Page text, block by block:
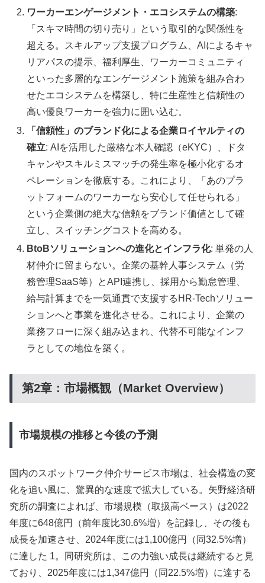
ワーカーエンゲージメント・エコシステムの構築:
「スキマ時間の切り売り」という取引的な関係性を
超える。スキルアップ支援プログラム、AIによるキャ
リアパスの提示、福利厚生、ワーカーコミュニティ
といった多層的なエンゲージメント施策を組み合わ
せたエコシステムを構築し、特に生産性と信頼性の
高い優良ワーカーを強力に囲い込む。
「信頼性」のブランド化による企業ロイヤルティの
確立: AIを活用した厳格な本人確認（eKYC）、ドタ
キャンやスキルミスマッチの発生率を極小化するオ
ペレーションを徹底する。これにより、「あのプラ
ットフォームのワーカーなら安心して任せられる」
という企業側の絶大な信頼をブランド価値として確
立し、スイッチングコストを高める。
BtoBソリューションへの進化とインフラ化: 単発の人
材仲介に留まらない。企業の基幹人事システム（労
務管理SaaS等）とAPI連携し、採用から勤怠管理、
給与計算までを一気通貫で支援するHR-Techソリュー
ションへと事業を進化させる。これにより、企業の
業務フローに深く組み込まれ、代替不可能なインフ
ラとしての地位を築く。
第2章：市場概観（Market Overview）
市場規模の推移と今後の予測
国内のスポットワーク仲介サービス市場は、社会構造の変
化を追い風に、驚異的な速度で拡大している。矢野経済研
究所の調査によれば、市場規模（取扱高ベース）は2022
年度に648億円（前年度比30.6%増）を記録し、その後も
成長を加速させ、2024年度には1,100億円（同32.5%増）
に達した 1。同研究所は、この力強い成長は継続すると見
ており、2025年度には1,347億円（同22.5%増）に達する